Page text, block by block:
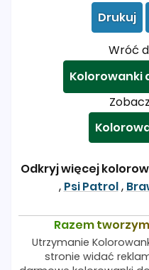
Drukuj
Wróć
Kolorowanki
Odkryj więcej
, Psi Patrol,
Razem
Utrzymanie
stronie widać